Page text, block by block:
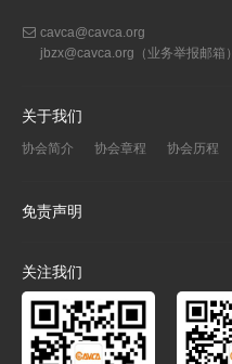
cavca@cavca.org
jbzx@cavca.org （业务举报邮箱）
关于我们
协会简介 协会章程 协会历程
免责声明
关注我们